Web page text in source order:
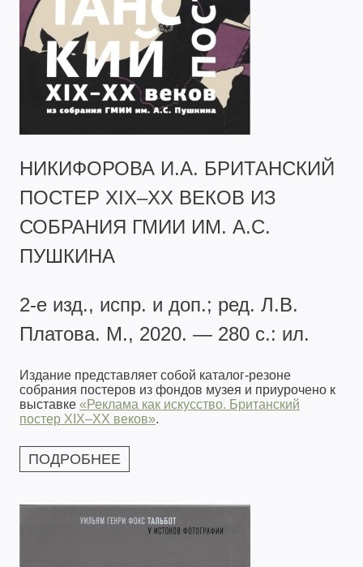
НИКИФОРОВА И.А. БРИТАНСКИЙ
ПОСТЕР XIX–XX ВЕКОВ ИЗ
СОБРАНИЯ ГМИИ ИМ. А.С.
ПУШКИНА
2-е изд., испр. и доп.; ред. Л.В.
Платова. М., 2020. — 280 с.: ил.
Издание представляет собой каталог-резоне
собрания постеров из фондов музея и приурочено к
выставке «Реклама как искусство. Британский
постер XIX–XX веков».
ПОДРОБНЕЕ